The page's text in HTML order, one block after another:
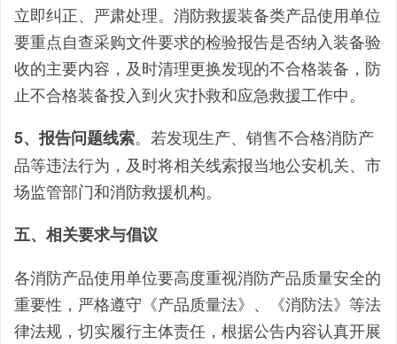
立即纠正、严肃处理。消防救援装备类产品使用单位
要重点自查采购文件要求的检验报告是否纳入装备验
收的主要内容，及时清理更换发现的不合格装备，防
止不合格装备投入到火灾扑救和应急救援工作中。
5、报告问题线索。若发现生产、销售不合格消防产
品等违法行为，及时将相关线索报当地公安机关、市
场监管部门和消防救援机构。
五、相关要求与倡议
各消防产品使用单位要高度重视消防产品质量安全的
重要性，严格遵守《产品质量法》、《消防法》等法
律法规，切实履行主体责任，根据公告内容认真开展